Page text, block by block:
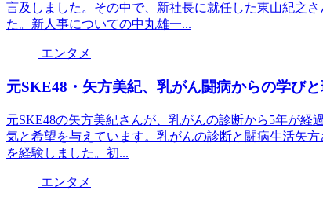
言及しました。その中で、新社長に就任した東山紀之
た。新人事についての中丸雄一...
エンタメ
元SKE48・矢方美紀、乳がん闘病からの学び
元SKE48の矢方美紀さんが、乳がんの診断から5年が
気と希望を与えています。乳がんの診断と闘病生活矢
を経験しました。初...
エンタメ